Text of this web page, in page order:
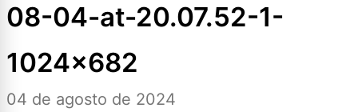
08-04-at-20.07.52-1-
1024×682
04 de agosto de 2024